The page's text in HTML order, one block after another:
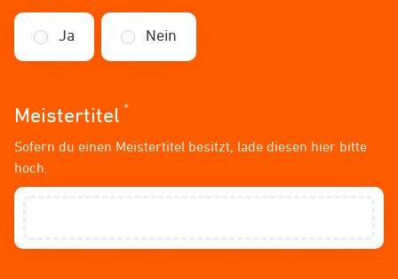
Ja Nein
Meistertitel *
Sofern du einen Meistertitel besitzt, lade diesen hier bitte
hoch.